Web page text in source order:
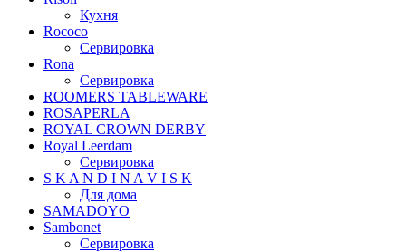
Кухня
Rococo
Сервировка
Rona
Сервировка
ROOMERS TABLEWARE
ROSAPERLA
ROYAL CROWN DERBY
Royal Leerdam
Сервировка
S K A N D I N A V I S K
Для дома
SAMADOYO
Sambonet
Сервировка